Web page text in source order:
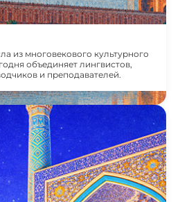
из многовекового культурного
объединяет лингвистов,
и преподавателей.